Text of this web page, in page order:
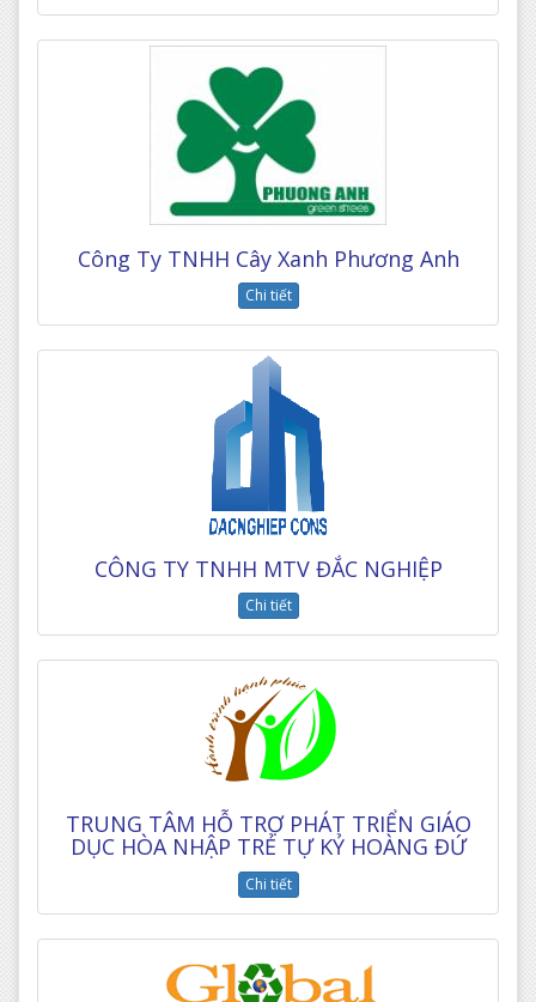
Công Ty TNHH Cây Xanh Phương Anh
Chi tiết
CÔNG TY TNHH MTV ĐẮC NGHIỆP
Chi tiết
TRUNG TÂM HỖ TRỢ PHÁT TRIỂN GIÁO
DỤC HÒA NHẬP TRẺ TỰ KỶ HOÀNG ĐỨ
Chi tiết